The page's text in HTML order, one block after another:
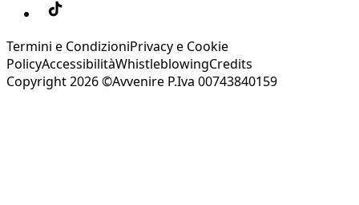
Termini e CondizioniPrivacy e Cookie
PolicyAccessibilitàWhistleblowingCredits
Copyright 2026 ©Avvenire P.Iva 00743840159